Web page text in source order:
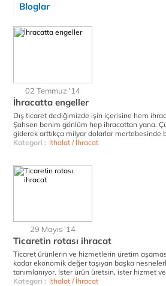
Bloglar
02 Temmuz '14
İhracatta engeller
Dış ticaret dediğimizde işin içerisine hem
Şahsen benim gönlüm hep ihracattan yana.
giderek arttıkça milyar dolarlar mertebesinde
Kategori : İthalat / İhracat
29 Mayıs '14
Ticaretin rotası ihracat
Ticaret ürünlerin ve hizmetlerin üretim
kadar ekonomik değer taşıyan başka
tanımlanıyor. İster ürün üretsin, ister hizmet
Kategori : İthalat / İhracat